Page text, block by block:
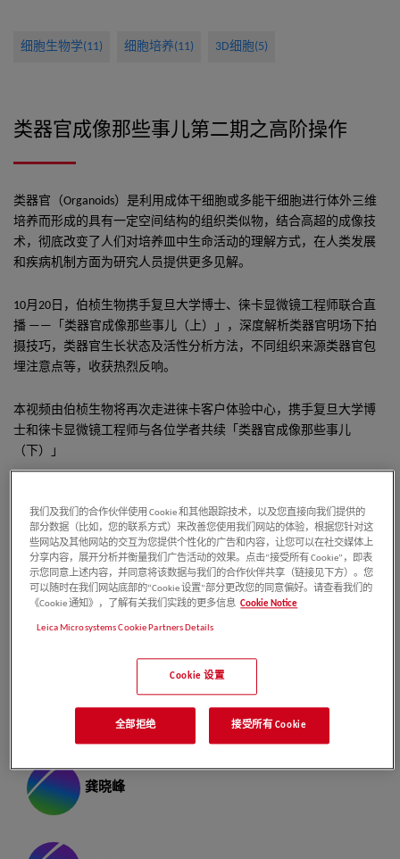
细胞生物学(11) 细胞培养(11) 3D细胞(5)
类器官成像那些事儿第二期之高阶操作
类器官（Organoids）是利用成体干细胞或多能干细胞进行体外三维
培养而形成的具有一定空间结构的组织类似物，结合高超的成像技
术，彻底改变了人们对培养皿中生命活动的理解方式，在人类发展
和疾病机制方面为研究人员提供更多见解。
10月20日，伯桢生物携手复旦大学博士、徕卡显微镜工程师联合直
播 ——「类器官成像那些事儿（上）」，深度解析类器官明场下拍
摄技巧，类器官生长状态及活性分析方法，不同组织来源类器官包
埋注意点等，收获热烈反响。
本视频由伯桢生物将再次走进徕卡客户体验中心，携手复旦大学博
士和徕卡显微镜工程师与各位学者共续「类器官成像那些事儿
（下）」
作者介绍
赵梦路
高天龙
龚晓峰
我们及我们的合作伙伴使用 Cookie 和其他跟踪技术，以及您直接向我们提供的
部分数据（比如，您的联系方式）来改善您使用我们网站的体验，根据您针对这
些网站及其他网站的交互为您提供个性化的广告和内容，让您可以在社交媒体上
分享内容，展开分析并衡量我们广告活动的效果。点击“接受所有 Cookie”，即表
示您同意上述内容，并同意将该数据与我们的合作伙伴共享（链接见下方）。您
可以随时在我们网站底部的“Cookie 设置”部分更改您的同意偏好。请查看我们的
《Cookie 通知》，了解有关我们实践的更多信息 Cookie Notice
Leica Microsystems Cookie Partners Details
Cookie 设置
全部拒绝 接受所有 Cookie